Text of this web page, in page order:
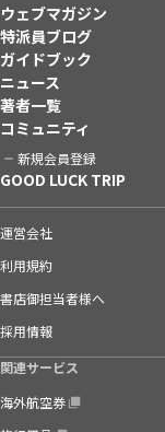
ウェブマガジン
特派員ブログ
ガイドブック
ニュース
著者一覧
コミュニティ
新規会員登録
GOOD LUCK TRIP
運営会社
利用規約
書店御担当者様へ
採用情報
関連サービス
海外航空券